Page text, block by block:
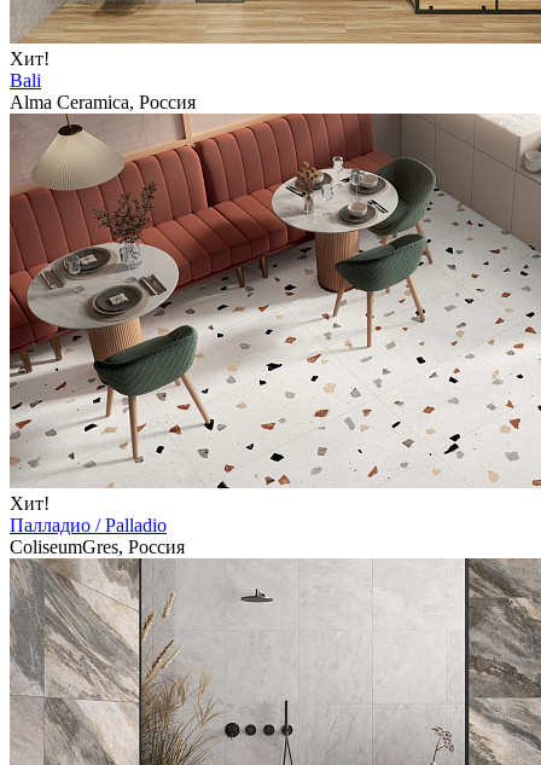
Хит!
Bali
Alma Ceramica, Россия
Хит!
Палладио / Palladio
ColiseumGres, Россия